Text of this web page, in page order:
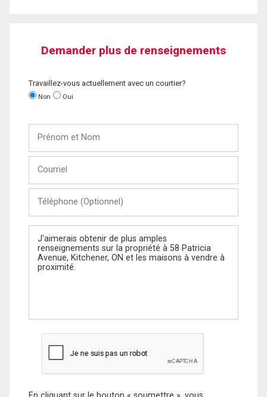
Demander plus de renseignements
Travaillez-vous actuellement avec un courtier?
Non Oui
Nom
(Optionnel)
Message